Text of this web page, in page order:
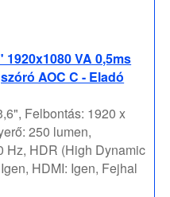
VA 0,5ms
AOC C - Eladó
Felbontás: 1920 x
250 lumen,
Hz, HDR (High Dynamic
HDMI: Igen, Fejhal